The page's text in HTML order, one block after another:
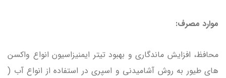
موارد مصرف:
محافظ، افزایش ماندگاری و بهبود تیتر ایمنیزاسیون انواع واکسن
های طیور به روش آشامیدنی و اسپری در استفاده از انواع آب (